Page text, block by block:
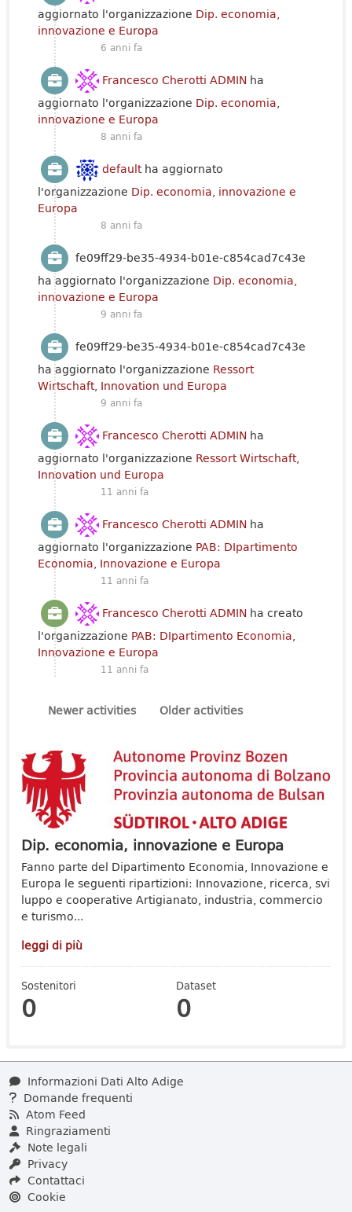
Dip. economia, innovazione e Europa
Fanno parte del Dipartimento Economia, Innovazione e
Europa le seguenti ripartizioni: Innovazione, ricerca, svi
luppo e cooperative Artigianato, industria, commercio
e turismo...
leggi di più
Sostenitori
0
Dataset
0
aggiornato l'organizzazione Dip. economia,
innovazione e Europa
6 anni fa
Francesco Cherotti ADMIN ha
aggiornato l'organizzazione Dip. economia,
innovazione e Europa
8 anni fa
default ha aggiornato
l'organizzazione Dip. economia, innovazione e
Europa
8 anni fa
fe09ff29-be35-4934-b01e-c854cad7c43e
ha aggiornato l'organizzazione Dip. economia,
innovazione e Europa
9 anni fa
fe09ff29-be35-4934-b01e-c854cad7c43e
ha aggiornato l'organizzazione Ressort
Wirtschaft, Innovation und Europa
9 anni fa
Francesco Cherotti ADMIN ha
aggiornato l'organizzazione Ressort Wirtschaft,
Innovation und Europa
11 anni fa
Francesco Cherotti ADMIN ha
aggiornato l'organizzazione PAB: DIpartimento
Economia, Innovazione e Europa
11 anni fa
Francesco Cherotti ADMIN ha creato
l'organizzazione PAB: DIpartimento Economia,
Innovazione e Europa
11 anni fa
Newer activities Older activities
Informazioni Dati Alto Adige
Domande frequenti
Atom Feed
Ringraziamenti
Note legali
Privacy
Contattaci
Cookie